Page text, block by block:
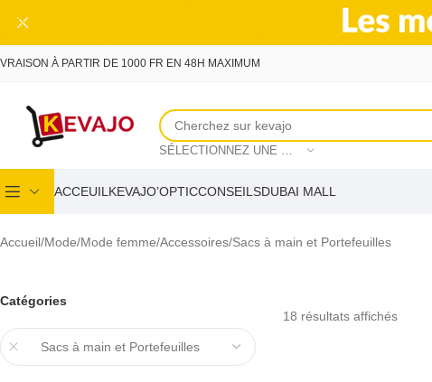
Skip to main content
À PARTIR DE 1000 FR EN 48H MAXIMUM
SÉLECTIONNEZ UNE CATÉGORIE
ACCEUIL KEVAJO’OPTICCONSEILSDUBAI MALL
Accueil Mode Mode femme Accessoires Sacs à main et Portefeuilles
Catégories
Sacs à main et Portefeuilles
18 résultats affichés